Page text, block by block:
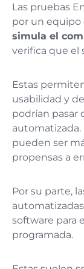
Las pruebas
por un equipo
simula el
verifica que el
Estas
usabilidad y
podrían pasar
automatizada.
pueden ser
propensas a
Por su parte,
software para
programada.